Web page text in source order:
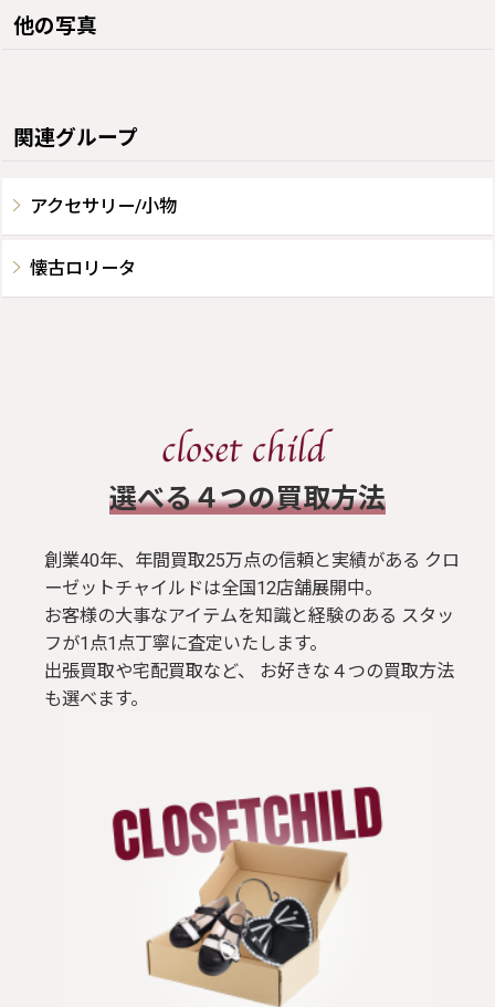
他の写真
関連グループ
アクセサリー/小物
懐古ロリータ
​選べる４つの買取方法
創業40年、年間買取25万点の信頼と実績がある クロ
ーゼットチャイルドは全国12店舗展開中。
お客様の大事なアイテムを知識と経験のある スタッ
フが1点1点丁寧に査定いたします。
出張買取や宅配買取など、 お好きな４つの買取方法
も選べます。